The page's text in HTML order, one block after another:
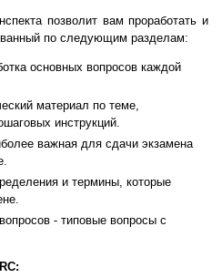
позволит вам проработать и
по следующим разделам:
основных вопросов каждой
материал по теме,
инструкций.
важная для сдачи экзамена
и термины, которые
- типовые вопросы с